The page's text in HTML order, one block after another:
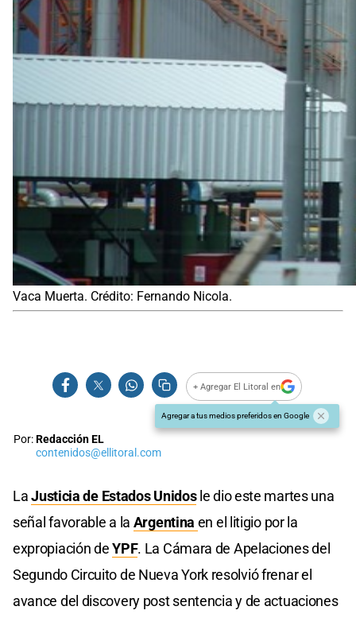
Vaca Muerta. Crédito: Fernando Nicola.
+ Agregar El Litoral en
Agregar a tus medios preferidos en Google
Por:Redacción EL
contenidos@ellitoral.com
LaJusticia de Estados Unidosle dio este martes una
señal favorable a la Argentina en el litigio por la
expropiación deYPF. La Cámara de Apelaciones del
Segundo Circuito de Nueva York resolvió frenar el
avance del discovery post sentencia y de actuaciones